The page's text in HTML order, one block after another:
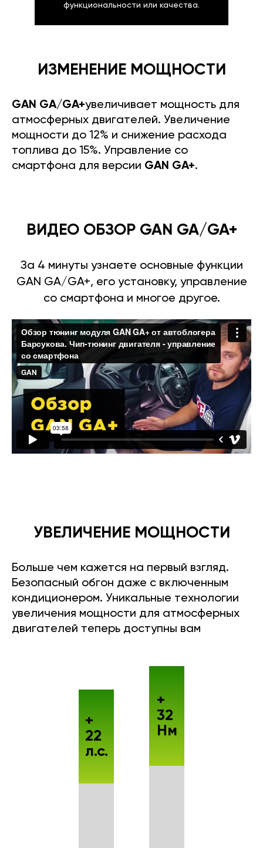
функциональности или качества.
ИЗМЕНЕНИЕ МОЩНОСТИ
GAN GA/GA+увеличивает мощность для
атмосферных двигателей. Увеличение
мощности до 12% и снижение расхода
топлива до 15%. Управление со
смартфона для версии GAN GA+.
ВИДЕО ОБЗОР GAN GA/GA+
За 4 минуты узнаете основные функции
GAN GA/GA+, его установку, управление
со смартфона и многое другое.
УВЕЛИЧЕНИЕ МОЩНОСТИ
Больше чем кажется на первый взгляд.
Безопасный обгон даже с включенным
кондиционером. Уникальные технологии
увеличения мощности для атмосферных
двигателей теперь доступны вам
+
22
л.с.
+
32
Нм